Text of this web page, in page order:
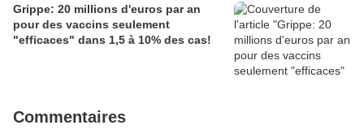
Grippe: 20 millions d'euros par an
pour des vaccins seulement
"efficaces" dans 1,5 à 10% des cas!
Commentaires